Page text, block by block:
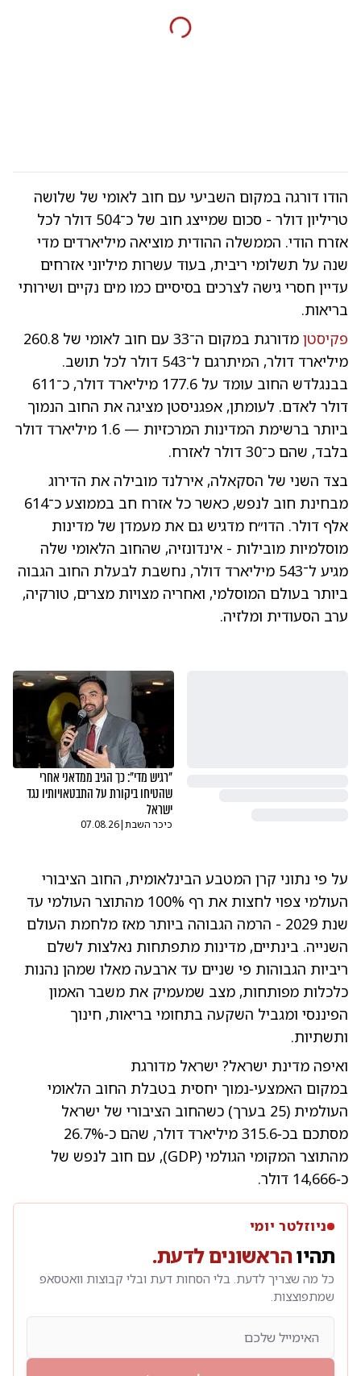
הודו דורגה במקום השביעי עם חוב לאומי של שלושה
טריליון דולר - סכום שמייצג חוב של כ־504 דולר לכל
אזרח הודי. הממשלה ההודית מוציאה מיליארדים מדי
שנה על תשלומי ריבית, בעוד עשרות מיליוני אזרחים
עדיין חסרי גישה לצרכים בסיסיים כמו מים נקיים ושירותי
בריאות.
פקיסטן
מדורגת במקום ה־33 עם חוב לאומי של 260.8
מיליארד דולר, המיתרגם ל־543 דולר לכל תושב.
בבנגלדש החוב עומד על 177.6 מיליארד דולר, כ־611
דולר לאדם. לעומתן, אפגניסטן מציגה את החוב הנמוך
ביותר ברשימת המדינות המרכזיות — 1.6 מיליארד דולר
בלבד, שהם כ־30 דולר לאזרח.
בצד השני של הסקאלה, אירלנד מובילה את הדירוג
מבחינת חוב לנפש, כאשר כל אזרח חב בממוצע כ־614
אלף דולר. הדו״ח מדגיש גם את מעמדן של מדינות
מוסלמיות מובילות - אינדונזיה, שהחוב הלאומי שלה
מגיע ל־543 מיליארד דולר, נחשבת לבעלת החוב הגבוה
ביותר בעולם המוסלמי, ואחריה מצויות מצרים, טורקיה,
ערב הסעודית ומלזיה.
"רגיש מדי": כך הגיב ממדאני אחרי
שהטיחו ביקורת על התבטאויותיו נגד
ישראל
כיכר השבת|
07.08.26
על פי נתוני קרן המטבע הבינלאומית, החוב הציבורי
העולמי צפוי לחצות את רף 100% מהתוצר העולמי עד
שנת 2029 - הרמה הגבוהה ביותר מאז מלחמת העולם
השנייה. בינתיים, מדינות מתפתחות נאלצות לשלם
ריביות הגבוהות פי שניים עד ארבעה מאלו שמהן נהנות
כלכלות מפותחות, מצב שמעמיק את משבר האמון
הפיננסי ומגביל השקעה בתחומי בריאות, חינוך
ותשתיות.
ואיפה מדינת ישראל? ישראל מדורגת
במקום האמצעי‑נמוך יחסית בטבלת החוב הלאומי
העולמית (25 בערך) כשהחוב הציבורי של ישראל
מסתכם בכ‑315.6 מיליארד דולר, שהם כ‑26.7%
מהתוצר המקומי הגולמי (GDP), עם חוב לנפש של
כ‑14,666 דולר.​
ניוזלטר יומי
תהיוהראשונים לדעת.
כל מה שצריך לדעת. בלי הסחות דעת ובלי קבוצות וואטסאפ
שמתפוצצות.